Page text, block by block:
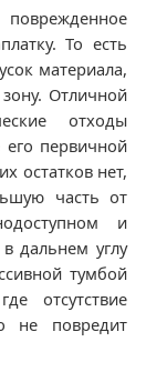
То есть
материала,
Отличной
отходы
его первичной
остатков нет,
часть от
и
дальнем углу
тумбой
отсутствие
не повредит